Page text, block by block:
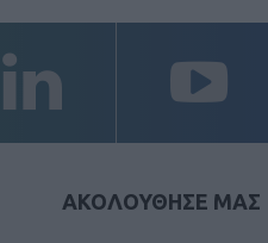
ΑΚΟΛΟΥΘΗΣΕ ΜΑΣ